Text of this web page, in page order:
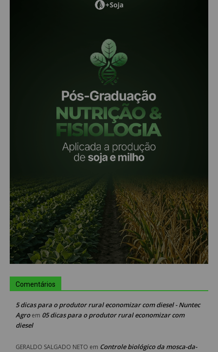
Comentários
5 dicas para o produtor rural economizar com diesel - Nuntec
Agroem 05 dicas para o produtor rural economizar com
diesel
GERALDO SALGADO NETO em Controle biológico da mosca-da-